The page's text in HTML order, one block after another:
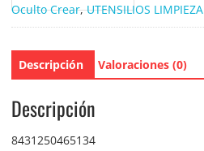
Oculto Crear,UTENSILIOS LIMPIEZA
Descripción Valoraciones (0)
Descripción
8431250465134